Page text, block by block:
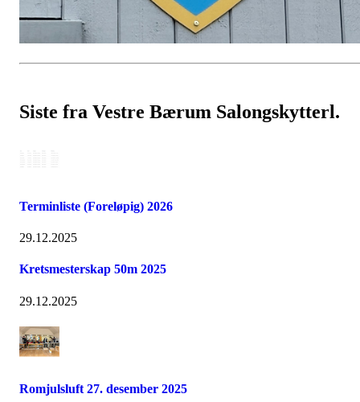
Siste fra Vestre Bærum Salongskytterl.
Terminliste (Foreløpig) 2026
29.12.2025
Kretsmesterskap 50m 2025
29.12.2025
Romjulsluft 27. desember 2025